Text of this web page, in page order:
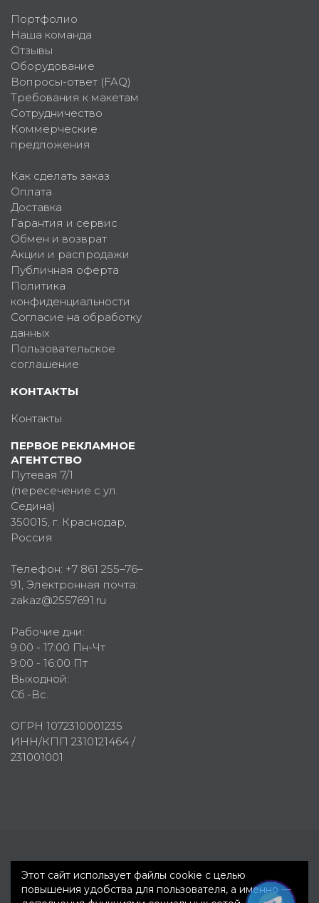
Портфолио
Наша команда
Отзывы
Оборудование
Вопросы-ответ (FAQ)
Требования к макетам
Сотрудничество
Коммерческие
предложения
Как сделать заказ
Оплата
Доставка
Гарантия и сервис
Обмен и возврат
Акции и распродажи
Публичная оферта
Политика
конфиденциальности
Согласие на обработку
данных
Пользовательское
соглашение
КОНТАКТЫ
Контакты
ПЕРВОЕ РЕКЛАМНОЕ
АГЕНТСТВО
Путевая 7/1
(пересечение с ул.
Седина)
350015, г. Краснодар,
Россия
Телефон: +7 861 255–76–
91, Электронная почта:
zakaz@2557691.ru
Рабочие дни:
9:00 - 17:00 Пн-Чт
9:00 - 16:00 Пт
Выходной:
Сб.-Вс.
ОГРН 1072310001235
ИНН/КПП 2310121464 /
231001001
Этот сайт использует файлы cookie с целью
повышения удобства для пользователя, а именно —